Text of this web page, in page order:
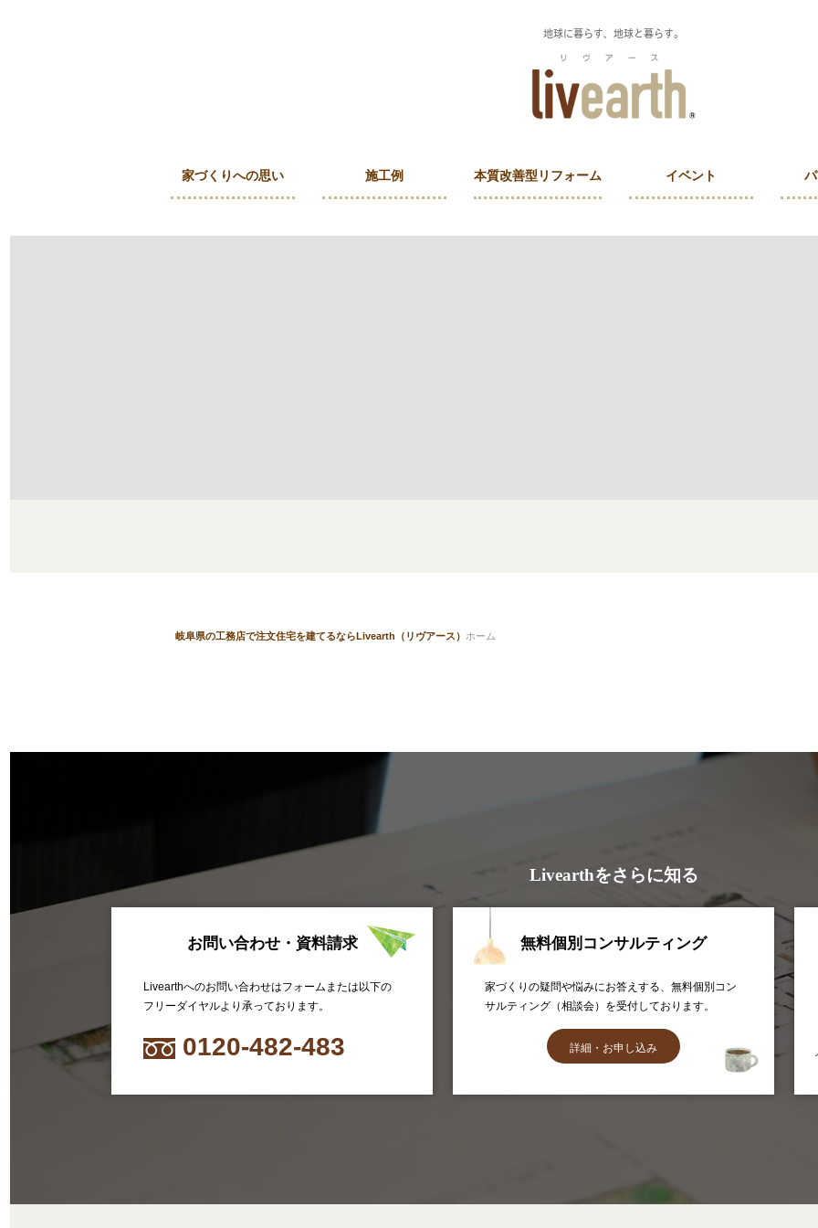
地球に暮らす、地球と暮らす。
家づくりへの思い 施工例 本質改善型リフォーム イベント
岐阜県の工務店で注文住宅を建てるならLivearth（リヴアース） ホーム
Livearthをさらに知る
お問い合わせ・資料請求
Livearthへのお問い合わせはフォームまたは以下の
フリーダイヤルより承っております。
0120-482-483
無料個別コンサルティング
家づくりの疑問や悩みにお答えする、無料個別コン
サルティング（相談会）を受付しております。
詳細・お申し込み